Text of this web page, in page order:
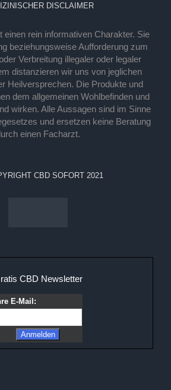
DISCLAIMER
einen rein informativen Charakter. Sie
beziehungsweise Aufforderung zum
Verbreitung illegaler oder legaler
distanzieren wir uns von jeglichen
Heilversprechen. Die Produkte und
dem allgemeinen Wohlbefinden und
wirken. Alle Aussagen sind im Sinne
und ersetzen keine Beratung
einen Facharzt.
CBD SOFORT 2021
CBD Newsletter
E-Mail: